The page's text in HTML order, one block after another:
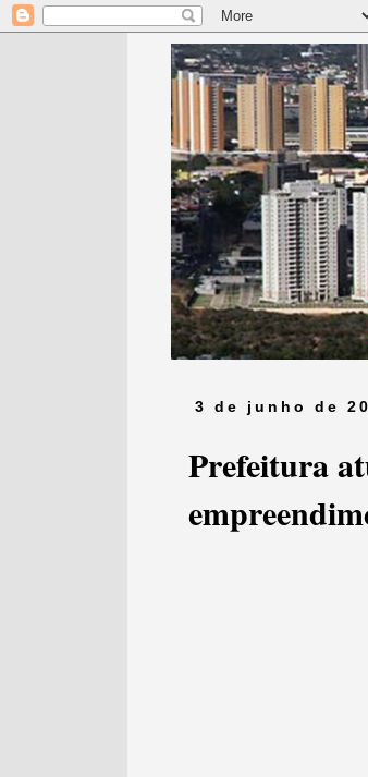
3 de junho de
Prefeitura